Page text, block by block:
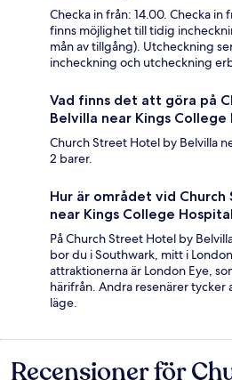
Checka in från: 14.00. Checka in
finns möjlighet till tidig
mån av tillgång). Utcheckning
incheckning och utcheckning
Vad finns det att göra på
Belvilla near Kings
Church Street Hotel by Belvilla
2 barer.
Hur är området vid
near Kings College
På Church Street Hotel by
bor du i Southwark, mitt i
attraktionerna är London Eye,
härifrån. Andra resenärer
läge.
Recensioner
Recensioner för